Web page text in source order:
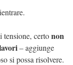
certonon
– aggiunge
si possa risolvere.